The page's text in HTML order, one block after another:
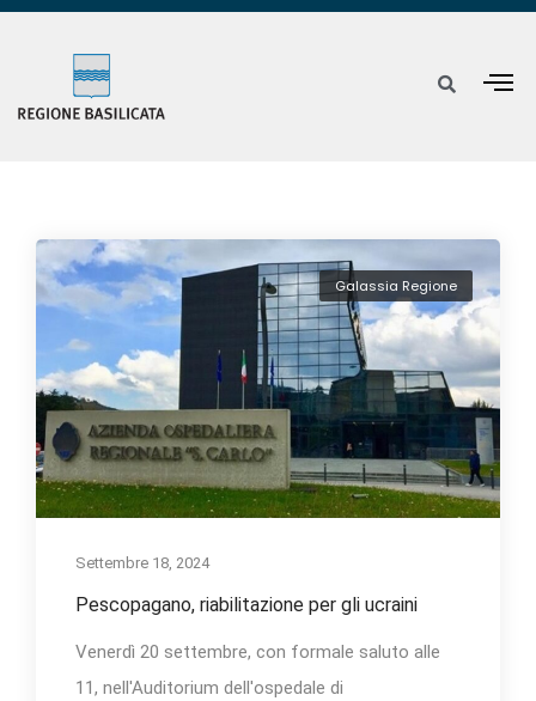
Galassia Regione
Settembre 18, 2024
Pescopagano, riabilitazione per gli ucraini
Venerdì 20 settembre, con formale saluto alle
11, nell'Auditorium dell'ospedale di